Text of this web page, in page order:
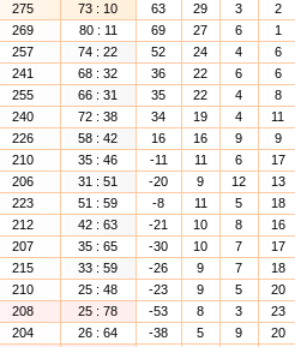
275 73 : 10 63 29 3
2
269 80 : 11 69 27 6
1
257 74 : 22 52 24 4
6
241 68 : 32 36 22 6
6
255 66 : 31 35 22 4
8
240 72 : 38 34 19 4
11
226 58 : 42 16 16 9
9
210 35 : 46 -11 11 6
17
206 31 : 51 -20 9 12
13
223 51 : 59 -8 11 5
18
212 42 : 63 -21 10 8
16
207 35 : 65 -30 10 7
17
215 33 : 59 -26 9 7
18
210 25 : 48 -23 9 5
20
208 25 : 78 -53 8 3
23
204 26 : 64 -38 5 9
20